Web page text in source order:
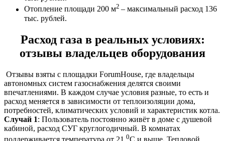
Отопление площади 200 м2 – максимальный расход 136
тыс. рублей.
Расход газа в реальных условиях:
отзывы владельцев оборудования
Отзывы взяты с площадки ForumHouse, где владельцы
автономных систем газоснабжения делятся своими
впечатлениями. В каждом случае условия разные, то есть и
расход меняется в зависимости от теплоизоляции дома,
потребностей, климатических условий и характеристик котла.
Случай 1: Пользователь постоянно живёт в доме с душевой
кабиной, расход СУГ круглогодичный. В комнатах
поддерживается температура от 21 0С и выше. Тепловой